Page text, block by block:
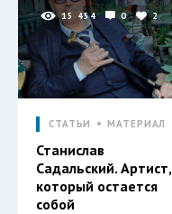
15 454 0 2
СТАТЬИ МАТЕРИАЛ
Станислав
Садальский. Артист,
который остается
собой